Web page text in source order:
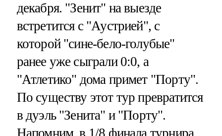
декабря. "Зенит" на выезде
встретится с "Аустрией", с
которой "сине-бело-голубые"
ранее уже сыграли 0:0, а
"Атлетико" дома примет "Порту".
По существу этот тур превратится
в дуэль "Зенита" и "Порту".